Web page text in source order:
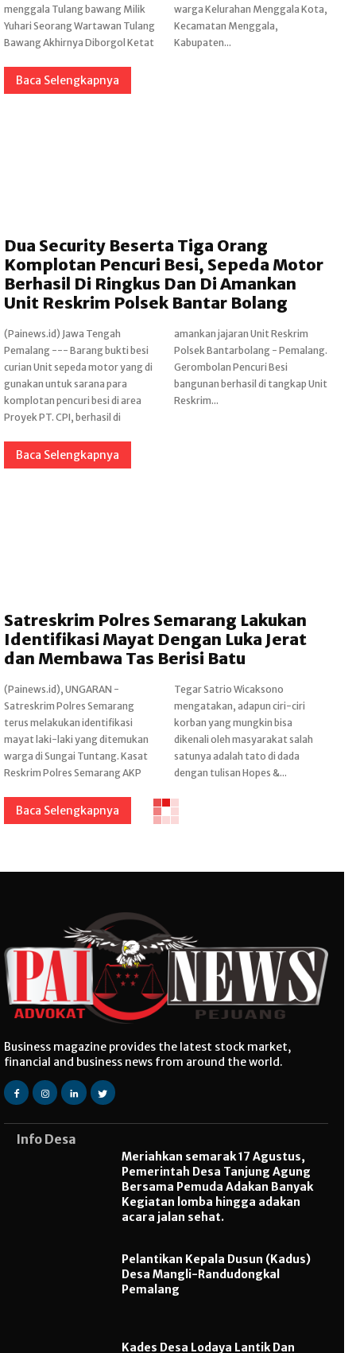
menggala Tulang bawang Milik
Yuhari Seorang Wartawan Tulang
Bawang Akhirnya Diborgol Ketat
warga Kelurahan Menggala Kota,
Kecamatan Menggala,
Kabupaten...
Baca Selengkapnya
Dua Security Beserta Tiga Orang
Komplotan Pencuri Besi, Sepeda Motor
Berhasil Di Ringkus Dan Di Amankan
Unit Reskrim Polsek Bantar Bolang
(Painews.id) Jawa Tengah
Pemalang --- Barang bukti besi
curian Unit sepeda motor yang di
gunakan untuk sarana para
komplotan pencuri besi di area
Proyek PT. CPI, berhasil di
amankan jajaran Unit Reskrim
Polsek Bantarbolang - Pemalang.
Gerombolan Pencuri Besi
bangunan berhasil di tangkap Unit
Reskrim...
Baca Selengkapnya
Satreskrim Polres Semarang Lakukan
Identifikasi Mayat Dengan Luka Jerat
dan Membawa Tas Berisi Batu
(Painews.id), UNGARAN -
Satreskrim Polres Semarang
terus melakukan identifikasi
mayat laki-laki yang ditemukan
warga di Sungai Tuntang. Kasat
Reskrim Polres Semarang AKP
Tegar Satrio Wicaksono
mengatakan, adapun ciri-ciri
korban yang mungkin bisa
dikenali oleh masyarakat salah
satunya adalah tato di dada
dengan tulisan Hopes &...
Baca Selengkapnya
Business magazine provides the latest stock market,
financial and business news from around the world.
Info Desa
Meriahkan semarak 17 Agustus,
Pemerintah Desa Tanjung Agung
Bersama Pemuda Adakan Banyak
Kegiatan lomba hingga adakan
acara jalan sehat.
Pelantikan Kepala Dusun (Kadus)
Desa Mangli-Randudongkal
Pemalang
Kades Desa Lodaya Lantik Dan